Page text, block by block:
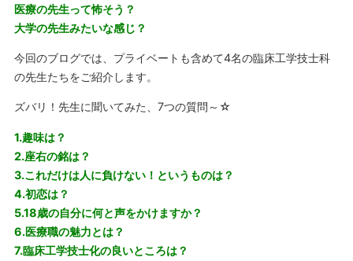
医療の先生って怖そう？
大学の先生みたいな感じ？
今回のブログでは、プライベートも含めて4名の臨床工学技士科
の先生たちをご紹介します。
ズバリ！先生に聞いてみた、7つの質問～☆
1.趣味は？
2.座右の銘は？
3.これだけは人に負けない！というものは？
4.初恋は？
5.18歳の自分に何と声をかけますか？
6.医療職の魅力とは？
7.臨床工学技士化の良いところは？